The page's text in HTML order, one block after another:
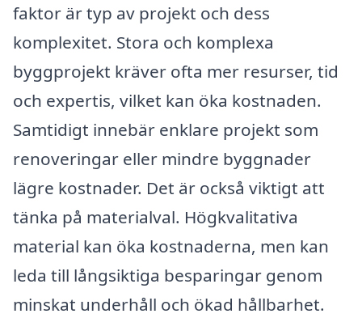
faktor är typ av projekt och dess
komplexitet. Stora och komplexa
byggprojekt kräver ofta mer resurser, tid
och expertis, vilket kan öka kostnaden.
Samtidigt innebär enklare projekt som
renoveringar eller mindre byggnader
lägre kostnader. Det är också viktigt att
tänka på materialval. Högkvalitativa
material kan öka kostnaderna, men kan
leda till långsiktiga besparingar genom
minskat underhåll och ökad hållbarhet.